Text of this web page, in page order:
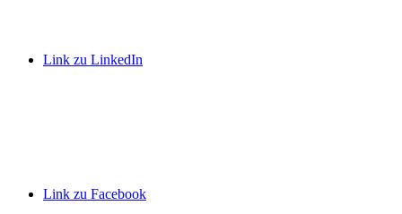
Link zu LinkedIn
Link zu Facebook